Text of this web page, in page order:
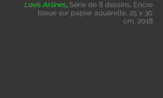
Lavis Airlines,Série de 8 dessins, Encre
bleue sur papier aquarelle, 25 x 30
cm, 2018